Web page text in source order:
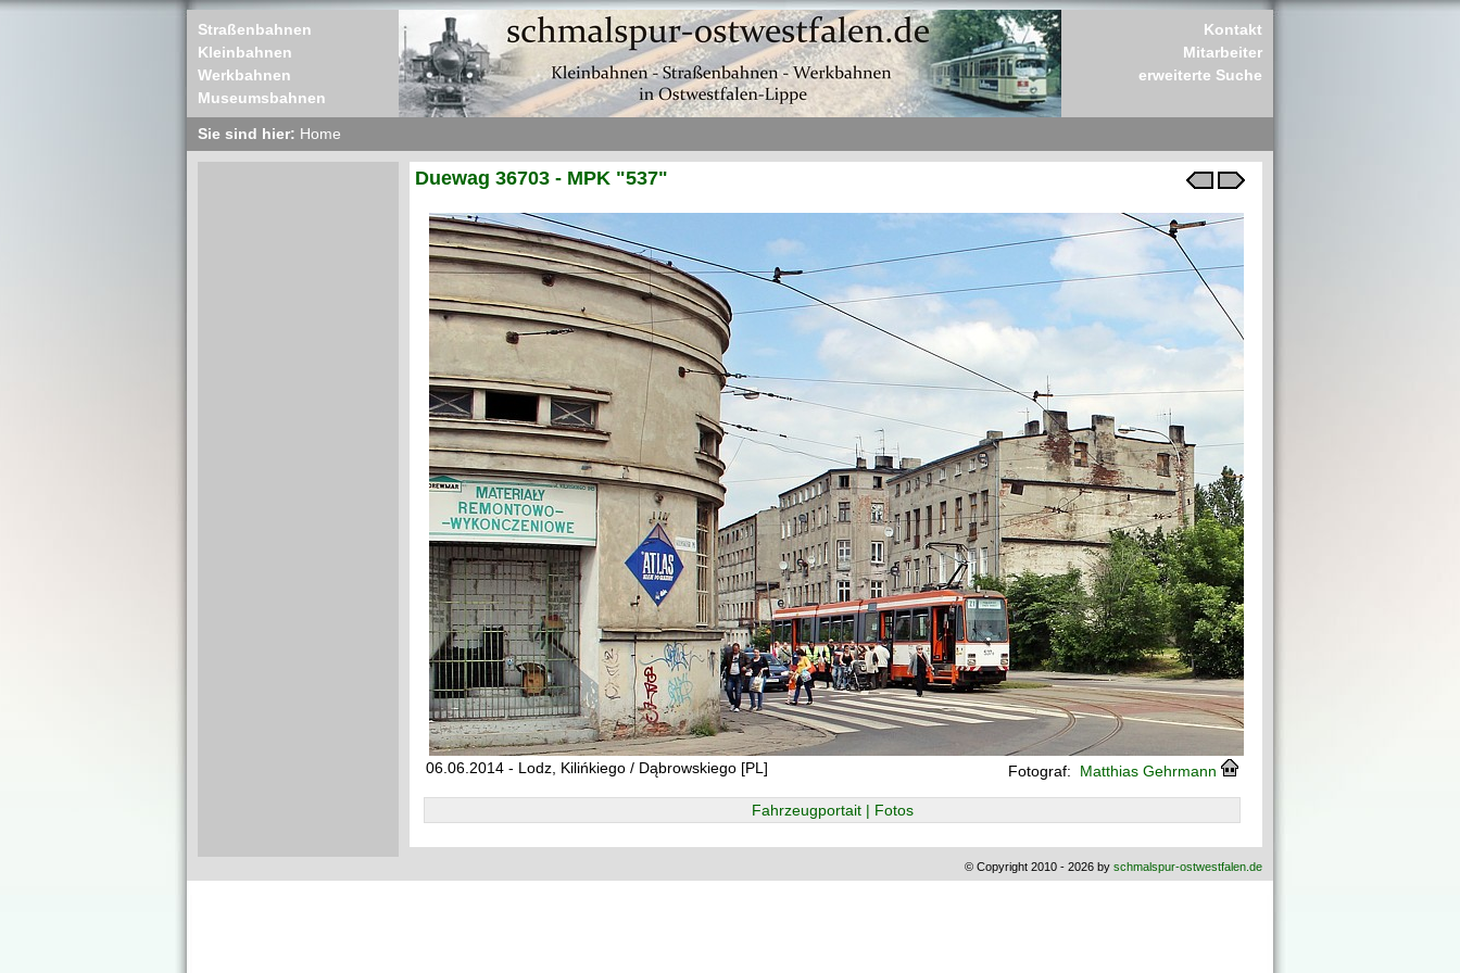
Straßenbahnen
Kleinbahnen
Werkbahnen
Museumsbahnen
Kontakt
Mitarbeiter
erweiterte Suche
Sie sind hier: Home
Duewag 36703 - MPK "537"
06.06.2014 - Lodz, Kilińkiego / Dąbrowskiego [PL] Fotograf: Matthias Gehrmann
Fahrzeugportait | Fotos
© Copyright 2010 - 2026 by schmalspur-ostwestfalen.de